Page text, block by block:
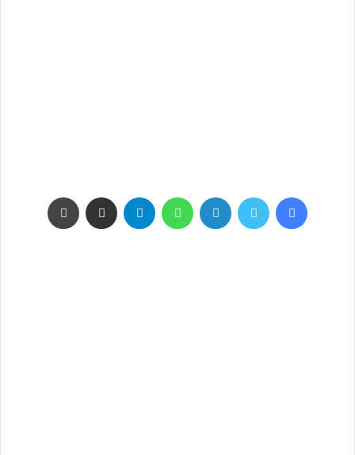
فيسبوك تويتر لينكدإن واتساب تيلقرام مشاركة عبر البريد